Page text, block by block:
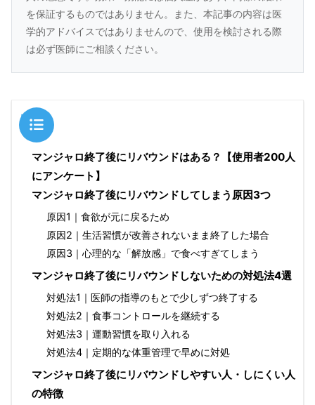
を保証するものではありません。また、本記事の内容は医
学的アドバイスではありませんので、使用を検討される際
は必ず医師にご相談ください。
目次
マンジャロ終了後にリバウンドはある？【使用者200人
にアンケート】
マンジャロ終了後にリバウンドしてしまう原因3つ
原因1｜食欲が元に戻るため
原因2｜生活習慣が改善されないまま終了した場合
原因3｜心理的な「解放感」で食べすぎてしまう
マンジャロ終了後にリバウンドしないための対処法4選
対処法1｜医師の指導のもとで少しずつ終了する
対処法2｜食事コントロールを継続する
対処法3｜運動習慣を取り入れる
対処法4｜定期的な体重管理で早めに対処
マンジャロ終了後にリバウンドしやすい人・しにくい人
の特徴